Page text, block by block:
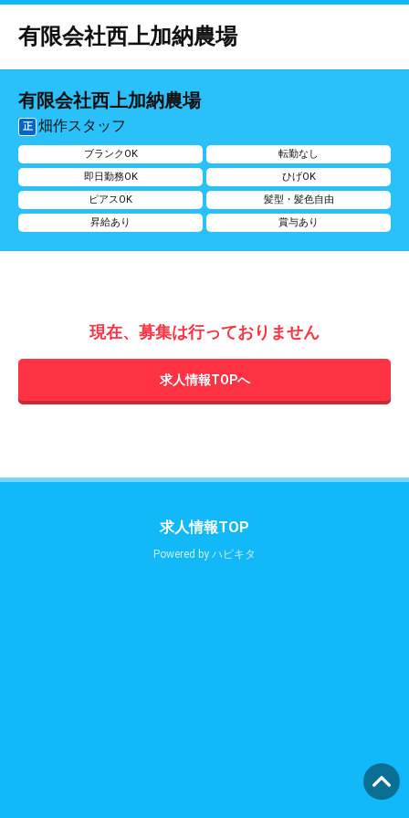
有限会社西上加納農場
有限会社西上加納農場
正 畑作スタッフ
ブランクOK
転勤なし
即日勤務OK
ひげOK
ピアスOK
髪型・髪色自由
昇給あり
賞与あり
現在、募集は行っておりません
求人情報TOPへ
求人情報TOP
Powered by ハピキタ